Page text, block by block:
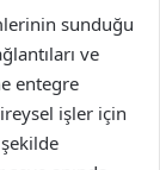
sunduğu
ve
entegre
işler için